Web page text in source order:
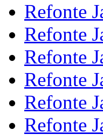
Refonte
Refonte
Refonte
Refonte
Refonte
Refonte